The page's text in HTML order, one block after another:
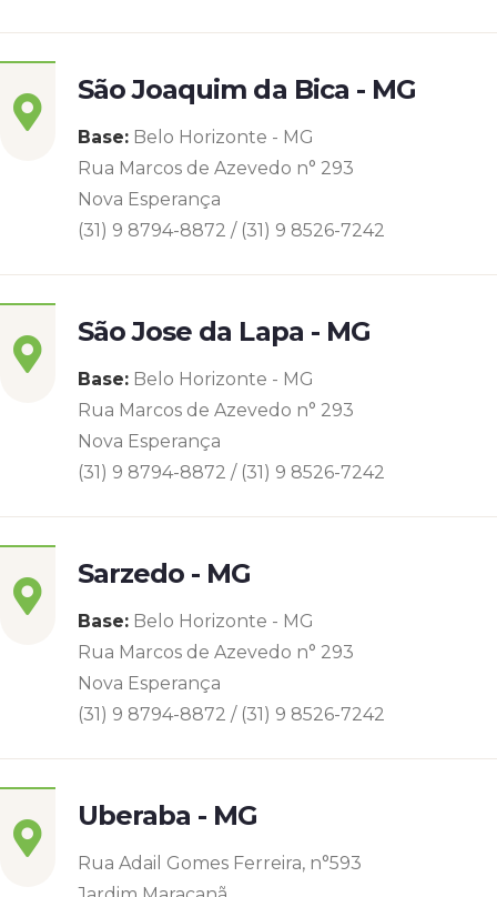
São Joaquim da Bica - MG
Base: Belo Horizonte - MG
Rua Marcos de Azevedo n° 293
Nova Esperança
(31) 9 8794-8872 / (31) 9 8526-7242
São Jose da Lapa - MG
Base: Belo Horizonte - MG
Rua Marcos de Azevedo n° 293
Nova Esperança
(31) 9 8794-8872 / (31) 9 8526-7242
Sarzedo - MG
Base: Belo Horizonte - MG
Rua Marcos de Azevedo n° 293
Nova Esperança
(31) 9 8794-8872 / (31) 9 8526-7242
Uberaba - MG
Rua Adail Gomes Ferreira, n°593